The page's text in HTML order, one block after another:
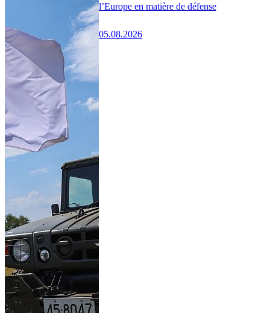
l’Europe en matière de défense
05.08.2026